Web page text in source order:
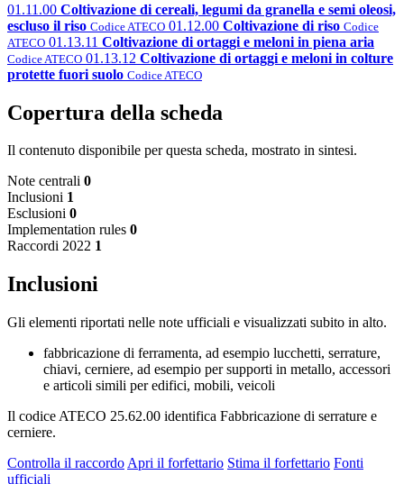
01.11.00 Coltivazione di cereali, legumi da granella e semi oleosi,
escluso il riso Codice ATECO 01.12.00 Coltivazione di riso Codice
ATECO 01.13.11 Coltivazione di ortaggi e meloni in piena aria
Codice ATECO 01.13.12 Coltivazione di ortaggi e meloni in colture
protette fuori suolo Codice ATECO
Copertura della scheda
Il contenuto disponibile per questa scheda, mostrato in sintesi.
Note centrali 0
Inclusioni 1
Esclusioni 0
Implementation rules 0
Raccordi 2022 1
Inclusioni
Gli elementi riportati nelle note ufficiali e visualizzati subito in alto.
fabbricazione di ferramenta, ad esempio lucchetti, serrature,
chiavi, cerniere, ad esempio per supporti in metallo, accessori
e articoli simili per edifici, mobili, veicoli
Il codice ATECO 25.62.00 identifica Fabbricazione di serrature e
cerniere.
Controlla il raccordo Apri il forfettario Stima il forfettario Fonti
ufficiali